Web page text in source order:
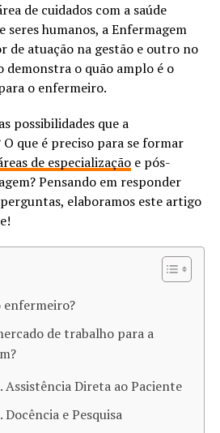
de cuidados com a saúde
seres humanos, a Enfermagem
de atuação na gestão e outro no
demonstra o quão amplo é o
o enfermeiro.
possibilidades que a
que é preciso para se formar
de especializaçãoe pós-
Pensando em responder
elaboramos este artigo
enfermeiro?
de trabalho para a
Assistência Direta ao Paciente
Docência e Pesquisa